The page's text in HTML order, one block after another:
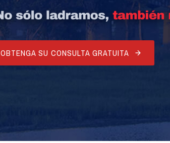
OBTENGA SU CONSULTA GRATUITA